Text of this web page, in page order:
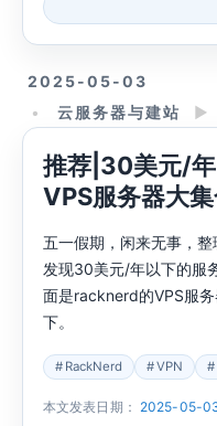
2025-05-03
云服务器与建站
►
推荐|30美元/
VPS服务器大
五一假期，闲来无事，
发现30美元/年以下的服
面是racknerd的VPS服
下。
RackNerd VPN
本文发表日期： 2025-05-